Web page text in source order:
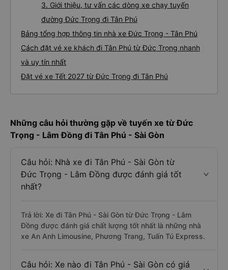
3. Giới thiệu, tư vấn các dòng xe chạy tuyến
đường Đức Trọng đi Tân Phú
Bảng tổng hợp thông tin nhà xe Đức Trọng - Tân Phú
Cách đặt vé xe khách đi Tân Phú từ Đức Trọng nhanh
và uy tín nhất
Đặt vé xe Tết 2027 từ Đức Trọng đi Tân Phú
Những câu hỏi thường gặp về tuyến xe từ Đức
Trọng - Lâm Đồng đi Tân Phú - Sài Gòn
Câu hỏi: Nhà xe đi Tân Phú - Sài Gòn từ
Đức Trọng - Lâm Đồng được đánh giá tốt
nhất?
Trả lời: Xe đi Tân Phú - Sài Gòn từ Đức Trọng - Lâm
Đồng được đánh giá chất lượng tốt nhất là những nhà
xe An Anh Limousine, Phương Trang, Tuấn Tú Express.
Câu hỏi: Xe nào đi Tân Phú - Sài Gòn có giá